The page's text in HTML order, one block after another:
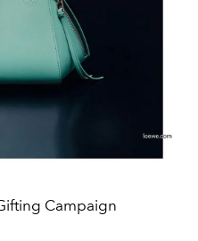
Campaign